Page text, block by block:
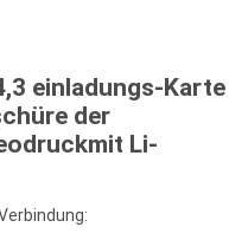
einladungs-Karte
der
Li-